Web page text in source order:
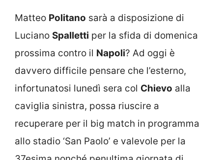
Matteo Politano sarà a disposizione di
Luciano Spalletti per la sfida di domenica
prossima contro il Napoli? Ad oggi è
davvero difficile pensare che l’esterno,
infortunatosi lunedì sera col Chievo alla
caviglia sinistra, possa riuscire a
recuperare per il big match in programma
allo stadio ‘San Paolo’ e valevole per la